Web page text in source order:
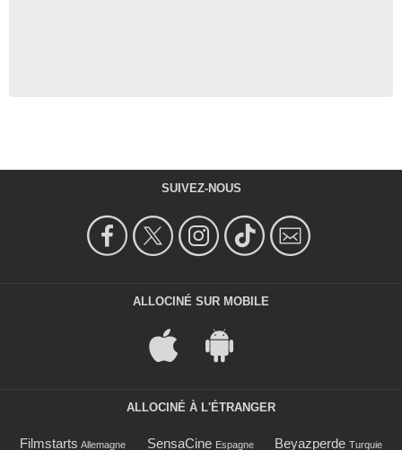
SUIVEZ-NOUS
ALLOCINÉ SUR MOBILE
ALLOCINÉ À L'ÉTRANGER
Filmstarts Allemagne SensaCine Espagne Beyazperde Turquie